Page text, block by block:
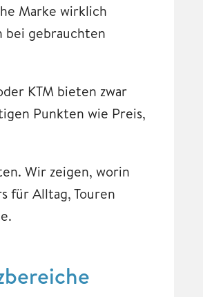
Marke wirklich
bei gebrauchten
KTM bieten zwar
Punkten wie Preis,
Wir zeigen, worin
für Alltag, Touren